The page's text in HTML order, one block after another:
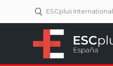
ESCplus International